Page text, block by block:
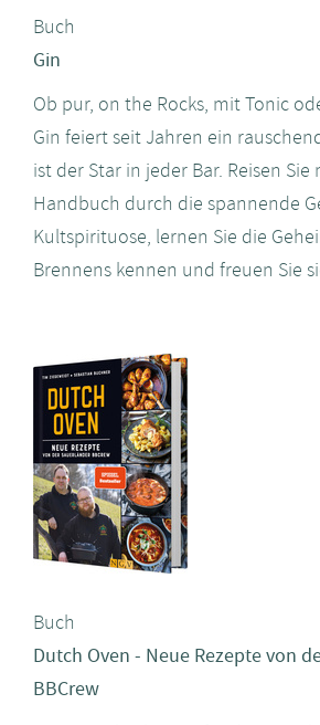
Buch
Gin
Ob pur, on the Rocks, mit Tonic
Gin feiert seit Jahren ein
ist der Star in jeder Bar. Reisen Sie
Handbuch durch die spannende
Kultspirituose, lernen Sie die
Brennens kennen und freuen Sie
Buch
Dutch Oven - Neue Rezepte von
BBCrew